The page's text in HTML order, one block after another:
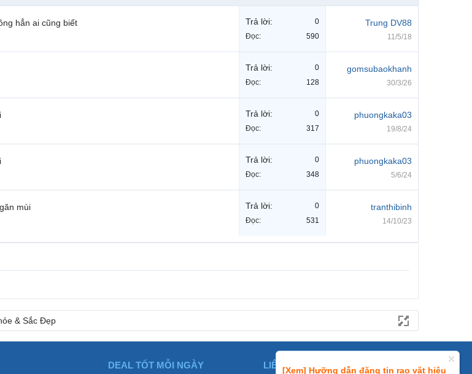
[Xem] Hưỡng dẫn đăng tin rao vặt hiệu
hẳn ai cũng biết Trả lời:
0
Đọc:
590
Trung DV88
11/5/18
Trả lời:
0
Đọc:
128
gomsubaokhanh
30/3/26
Trả lời:
0
Đọc:
317
phuongkaka03
19/8/24
Trả lời:
0
Đọc:
348
phuongkaka03
5/6/24
mùi Trả lời:
0
Đọc:
531
tranthibinh
14/10/23
& Sắc Đẹp
DEAL TỐT MỖI NGÀY LIÊN HỆ